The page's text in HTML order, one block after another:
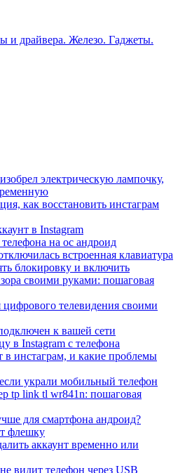
электрическую лампочку,
как восстановить инстаграм
в Instagram
на ос андроид
встроенная клавиатура
блокировку и включить
своими руками: пошаговая
цифрового телевидения своими
к вашей сети
в Instagram с телефона
в инстаграм, и какие проблемы
украли мобильный телефон
tp link tl wr841n: пошаговая
для смартфона андроид?
флешку
аккаунт временно или
видит телефон через USB